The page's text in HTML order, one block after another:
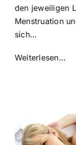
den jeweiligen
Menstruation
sich…
Weiterlesen…